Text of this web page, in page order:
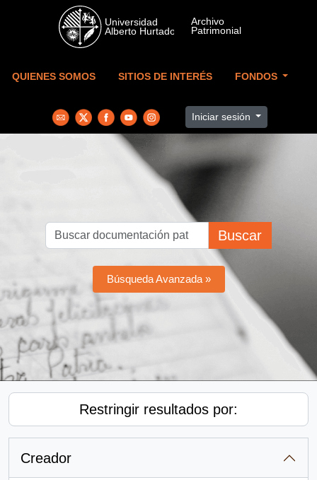
Skip to main content
QUIENES SOMOS SITIOS DE INTERÉS FONDOS
Iniciar sesión
Buscar
Búsqueda Avanzada »
Restringir resultados por:
Creador